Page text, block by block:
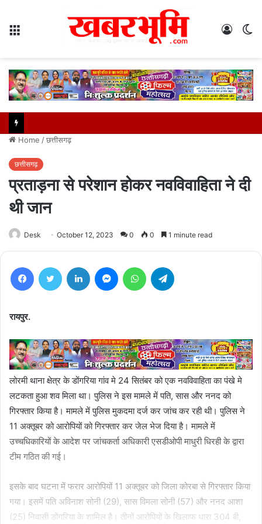
Log
Home /छत्तीसगढ़
छत्तीसगढ़
प्रताड़ना से परेशान होकर नवविवाहिता ने दी
थी जान
Desk October 12, 2023 0 0 1 minute read
FacebookTwitter LinkedIn MessengerWhatsApp
रायपुर.
लोरमी थाना क्षेत्र के डोंगरिया गांव मे 24 सितंबर को एक नवविवाहिता का पंखे मे
लटकता हुआ शव मिला था। पुलिस ने इस मामले में पति, सास और ननद को
गिरफ्तार किया है। मामले में पुलिस मुकदमा दर्ज कर जांच कर रही थी। पुलिस ने
11 अक्तूबर को आरोपियों को गिरफ्तार कर जेल भेज दिया है। मामले में
उच्चधिकारियों के आदेश पर जांचकर्ता अधिकारी एसडीओपी माधुरी धिरही के द्वारा
टीम गठित की गई।
इसके बाद घटना में फरार आरोपियों 11 अक्तूबर को जिला कोरबा से गिरफ्तार किया
गया। इसमें पति अविनाश सोनी (29), सास विमला सोनी (57) और ननद आशा
(25) निवासी डोंगरिया के शामिल है। तीनों आरोपियों के खिलाफ धारा 304 बी,